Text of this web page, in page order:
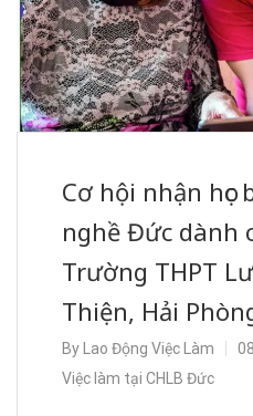
Cơ hội nhận học
nghề Đức dành
Trường THPT
Thiện, Hải
By Lao Động Việc Làm
Việc làm tại CHLB Đức